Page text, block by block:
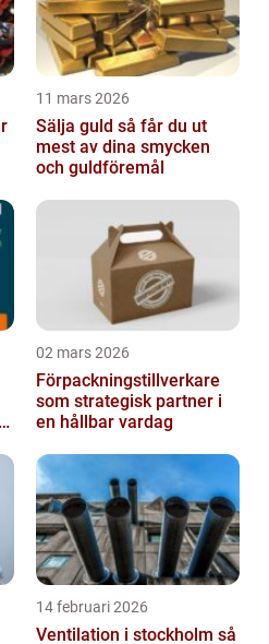
11 mars 2026
Sälja guld så får du ut
mest av dina smycken
och guldföremål
02 mars 2026
Förpackningstillverkare
som strategisk partner i
en hållbar vardag
14 februari 2026
Ventilation i stockholm så